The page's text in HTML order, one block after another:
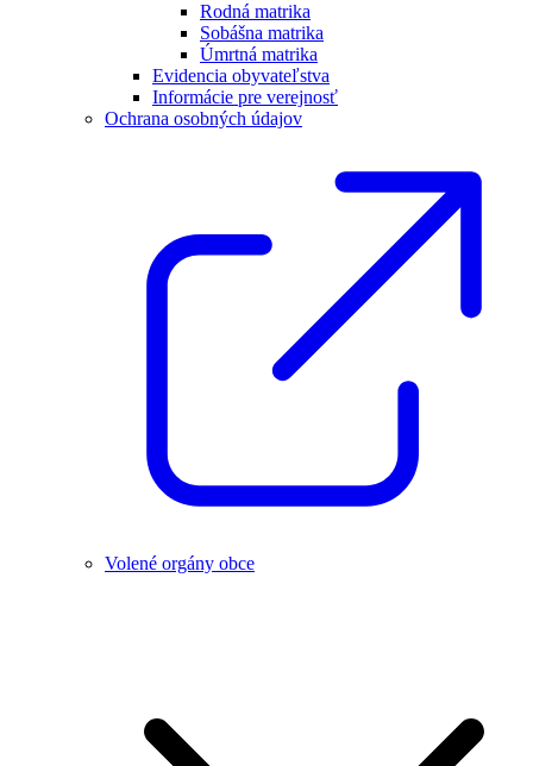
Rodná matrika
Sobášna matrika
Úmrtná matrika
Evidencia obyvateľstva
Informácie pre verejnosť
Ochrana osobných údajov
Volené orgány obce